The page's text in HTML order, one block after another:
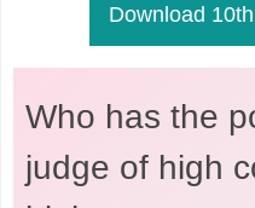
Download
Who has the
judge of high